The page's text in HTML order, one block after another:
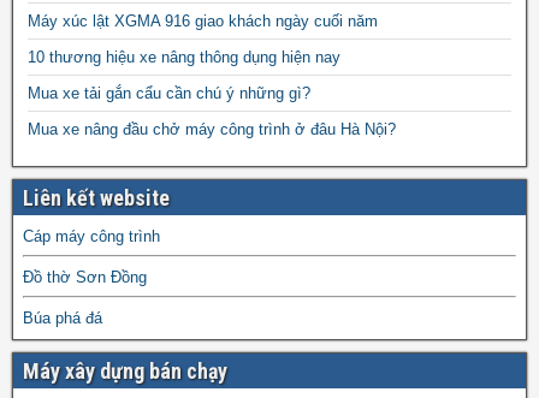
Máy xúc lật XGMA 916 giao khách ngày cuối năm
10 thương hiệu xe nâng thông dụng hiện nay
Mua xe tải gắn cẩu cần chú ý những gì?
Mua xe nâng đầu chở máy công trình ở đâu Hà Nội?
Liên kết website
Cáp máy công trình
Đồ thờ Sơn Đồng
Búa phá đá
Máy xây dựng bán chạy